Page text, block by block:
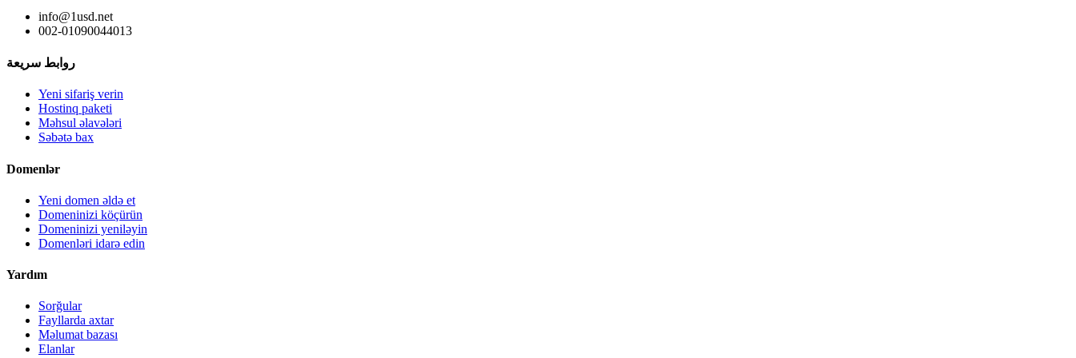
info@1usd.net
002-01090044013
روابط سريعة
Yeni sifariş verin
Hostinq paketi
Məhsul əlavələri
Səbətə bax
Domenlər
Yeni domen əldə et
Domeninizi köçürün
Domeninizi yeniləyin
Domenləri idarə edin
Yardım
Sorğular
Fayllarda axtar
Məlumat bazası
Elanlar